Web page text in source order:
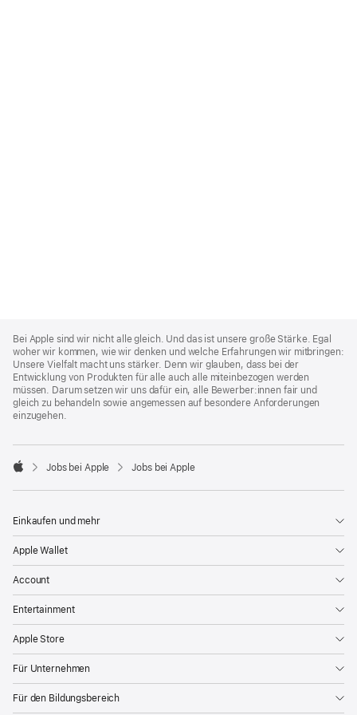
Footer
Bei Apple sind wir nicht alle gleich. Und das ist unsere große Stärke. Egal
woher wir kommen, wie wir denken und welche Erfahrungen wir mitbringen:
Unsere Vielfalt macht uns stärker. Denn wir glauben, dass bei der
Entwicklung von Produkten für alle auch alle miteinbezogen werden
müssen. Darum setzen wir uns dafür ein, alle Bewerber:innen fair und
gleich zu behandeln sowie angemessen auf besondere Anforderungen
einzugehen.

Jobs bei Apple Jobs bei Apple
Einkaufen und mehr
Apple Wallet
Account
Entertainment
Apple Store
Für Unternehmen
Für den Bildungsbereich